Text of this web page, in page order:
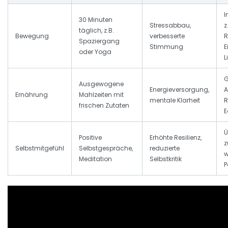
Bewegung
30 Minuten
täglich, z.B.
Spaziergang
oder Yoga
Stressabbau,
verbesserte
Stimmung
Ernährung
Ausgewogene
Mahlzeiten mit
frischen Zutaten
Energieversorgung,
mentale Klarheit
Selbstmitgefühl
Positive
Selbstgespräche,
Meditation
Erhöhte Resilienz,
reduzierte
Selbstkritik